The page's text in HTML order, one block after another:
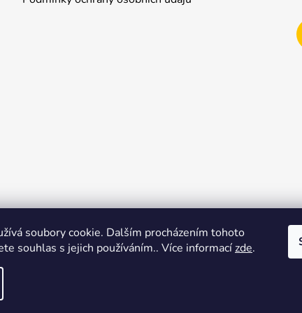
soubory cookie. Dalším procházením tohoto
souhlas s jejich používáním.. Více informacízde.
Shoptet.cz